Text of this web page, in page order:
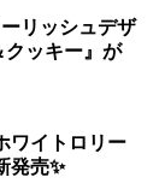
リッシュデザ
クッキー』が
ワイトロリー
発売✨